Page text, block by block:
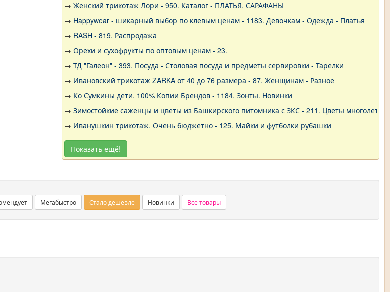
→ Женский трикотаж Лори - 950. Каталог - ПЛАТЬЯ, САРАФАНЫ
→ Нappywear - шикарный выбор по клевым ценам - 1183. Девочкам - Одежда - Платья
→ RASH - 819. Распродажа
→ Орехи и сухофрукты по оптовым ценам - 23.
→ ТД "Галеон" - 393. Посуда - Столовая посуда и предметы сервировки - Тарелки
→ Ивановский трикотаж ZARKA от 40 до 76 размера - 87. Женщинам - Разное
→ Ко Сумкины дети. 100% Копии Брендов - 1184. Зонты. Новинки
→ Зимостойкие саженцы и цветы из Башкирского питомника с ЗКС - 211. Цветы
→ Иванушкин трикотаж. Очень бюджетно - 125. Майки и футболки рубашки
Показать ещё!
Мегабыстро Стало дешевле Новинки Все товары